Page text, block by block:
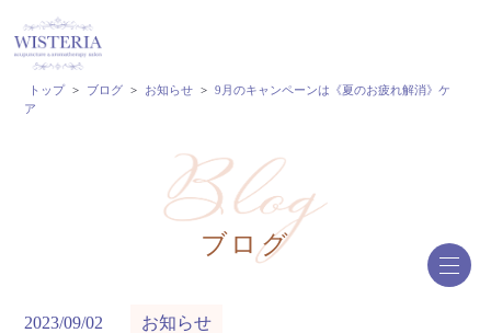
トップ > ブログ > お知らせ >
9月のキャンペーンは《夏のお疲れ解消》ケ
ア
ブログ
2023/09/02 お知らせ